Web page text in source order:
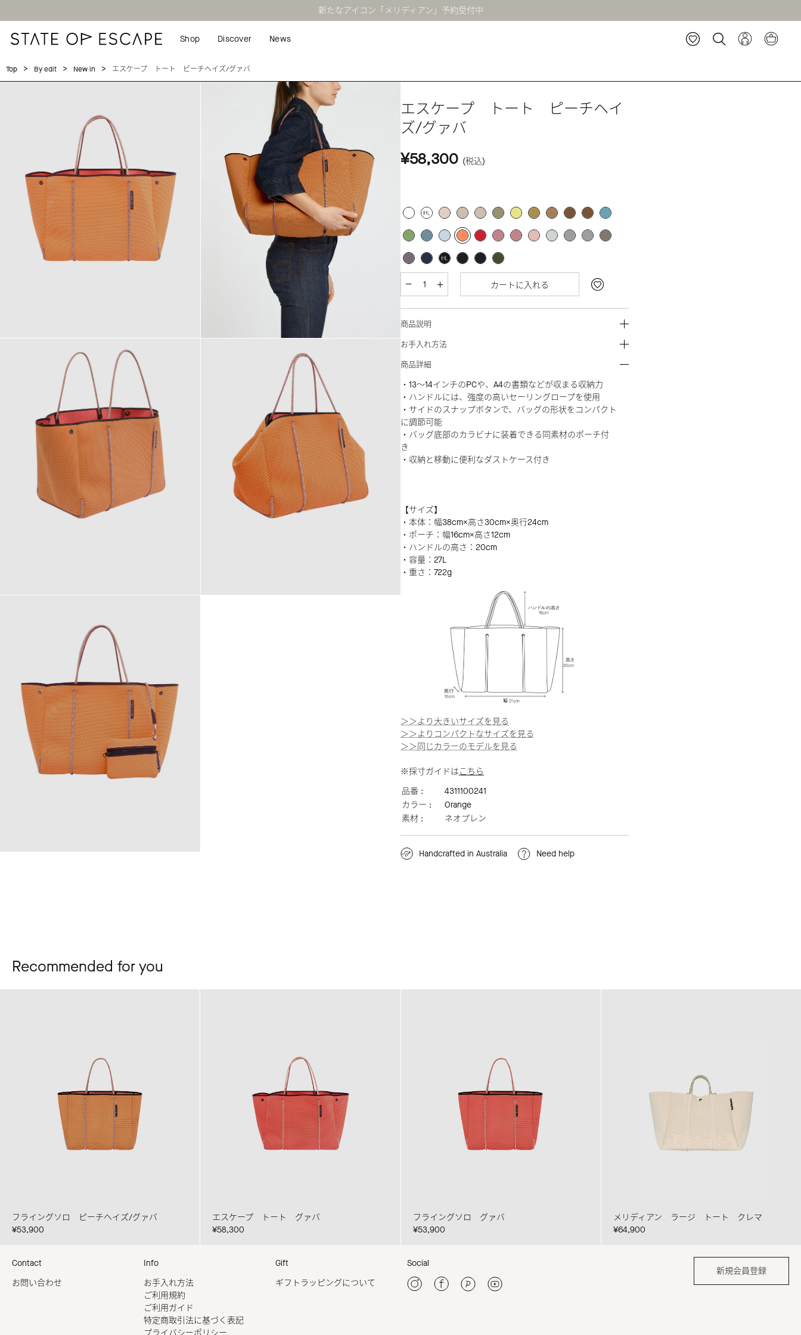
新たなアイコン「メリディアン」予約受付中
Shop Discover News
Top > By edit > New in > エスケープ トート ピーチヘイズ/グァバ
エスケープ トート ピーチヘイ
ズ/グァバ
¥58,300 (税込)
カートに入れる
商品説明
お手入れ方法
商品詳細
・13～14インチのPCや、A4の書類などが収まる収納力
・ハンドルには、強度の高いセーリングロープを使用
・サイドのスナップボタンで、バッグの形状をコンパクト
に調節可能
・バッグ底部のカラビナに装着できる同素材のポーチ付
き
・収納と移動に便利なダストケース付き
【サイズ】
・本体：幅38cm×高さ30cm×奥行24cm
・ポーチ：幅16cm×高さ12cm
・ハンドルの高さ：20cm
・容量：27L
・重さ：722g
＞＞より大きいサイズを見る
＞＞よりコンパクトなサイズを見る
＞＞同じカラーのモデルを見る
※採寸ガイドはこちら
品番 :
4311100241
カラー :
Orange
素材 :
ネオプレン
Handcrafted in Australia Need help
Recommended for you
フライングソロ ピーチヘイズ/グァバ
¥53,900
エスケープ トート グァバ
¥58,300
フライングソロ グァバ
¥53,900
メリディアン ラージ トート クレマ
¥64,900
Contact
お問い合わせ
Info
お手入れ方法
ご利用規約
ご利用ガイド
特定商取引法に基づく表記
Gift
ギフトラッピングについて
Social
新規会員登録